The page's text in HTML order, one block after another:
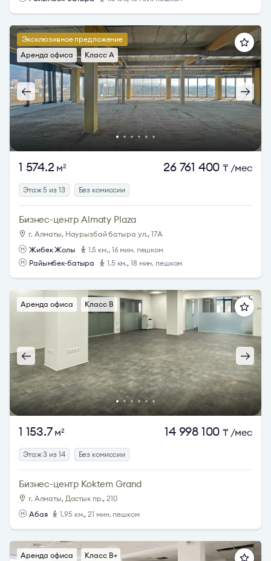
Эксклюзивное предложение
Аренда офиса
Класс A
1 574.2м2 26 761 400 ₸ /мес
Этаж 5 из 13 Без комиссии
Бизнес-центр Almaty Plaza
г. Алматы, Наурызбай батыра ул., 17А
Жибек Жолы
1.5 км., 16 мин. пешком
Райымбек-батыра
1.5 км., 18 мин. пешком
Аренда офиса Класс B
1 153.7м2 14 998 100 ₸ /мес
Этаж 3 из 14 Без комиссии
Бизнес-центр Koktem Grand
г. Алматы, Достык пр., 210
Абая
1.95 км., 21 мин. пешком
Аренда офиса Класс B+